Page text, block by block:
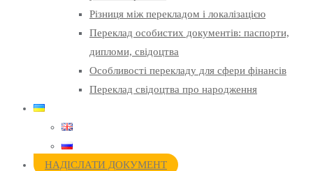
Різниця між перекладом і локалізацією
Переклад особистих документів: паспорти,
дипломи, свідоцтва
Особливості перекладу для сфери фінансів
Переклад свідоцтва про народження
НАДІСЛАТИ ДОКУМЕНТ